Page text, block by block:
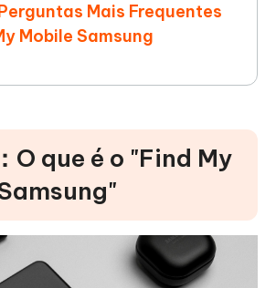
Mais Frequentes
Mobile Samsung
O que é o "Find My